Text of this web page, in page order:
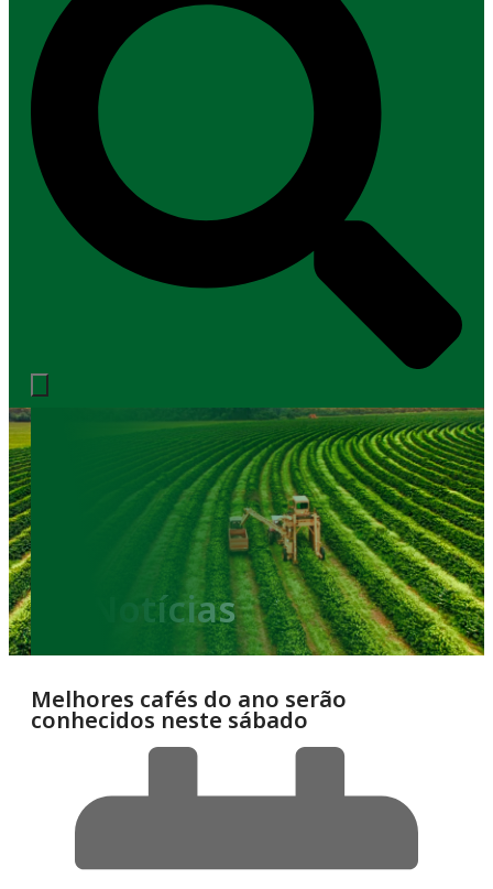
Notícias
Melhores cafés do ano serão
conhecidos neste sábado